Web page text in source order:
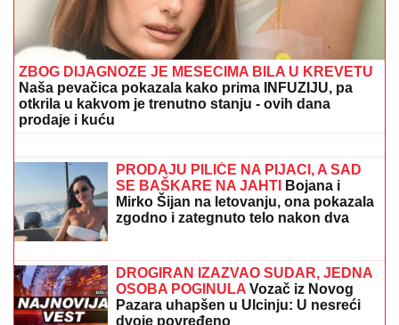
Nada Topčagić prekinula koncert, pa se obratila
OBEZBEĐENJU: "Ne mogu da skočim, slomiću
nogu!", evo šta se desilo
FUDBALERU DEMOLIRAN "BENTLI"
Drama u Beogradu: Skupocenom
vozilu razbijena stakla u privatnoj
garaži luksuznog naselja
MILJANA KULIĆ SE SKINULA U
BIKINIUhvatili smo je u Crnoj Gori na
plaži: Dok ona spava Siniša uči Željka
da pliva, a Marija i Tića se sunčaju
(Video)